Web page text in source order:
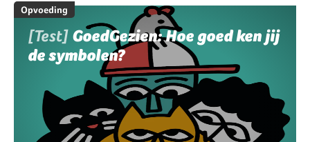
Opvoeding
[Test] GoedGezien: Hoe goed ken jij
de symbolen?